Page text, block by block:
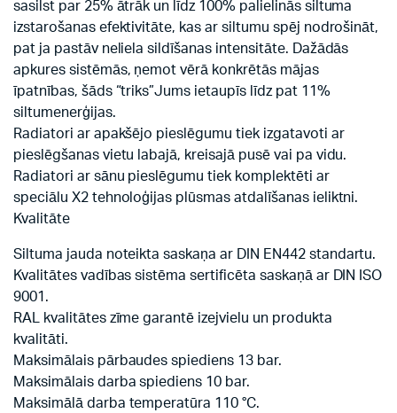
sasilst par 25% ātrāk un līdz 100% palielinās siltuma
izstarošanas efektivitāte, kas ar siltumu spēj nodrošināt,
pat ja pastāv neliela sildīšanas intensitāte. Dažādās
apkures sistēmās, ņemot vērā konkrētās mājas
īpatnības, šāds “triks”Jums ietaupīs līdz pat 11%
siltumenerģijas.
Radiatori ar apakšējo pieslēgumu tiek izgatavoti ar
pieslēgšanas vietu labajā, kreisajā pusē vai pa vidu.
Radiatori ar sānu pieslēgumu tiek komplektēti ar
speciālu X2 tehnoloģijas plūsmas atdalīšanas ieliktni.
Kvalitāte
Siltuma jauda noteikta saskaņa ar DIN EN442 standartu.
Kvalitātes vadības sistēma sertificēta saskaņā ar DIN ISO
9001.
RAL kvalitātes zīme garantē izejvielu un produkta
kvalitāti.
Maksimālais pārbaudes spiediens 13 bar.
Maksimālais darba spiediens 10 bar.
Maksimālā darba temperatūra 110 °C.